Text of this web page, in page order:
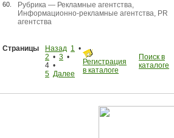
60. Рубрика — Рекламные агентства,
Информационно-рекламные агентства, PR
агентства
Страницы Назад 1 •
2 • 3 •
4 •
5 Далее
Регистрация
в каталоге
Поиск в
каталоге